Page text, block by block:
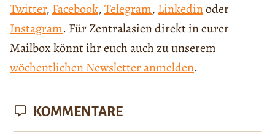
Twitter,Facebook,Telegram,Linkedinoder
Instagram. Für Zentralasien direkt in eurer
Mailbox könnt ihr euch auch zu unserem
wöchentlichen Newsletter anmelden.
KOMMENTARE